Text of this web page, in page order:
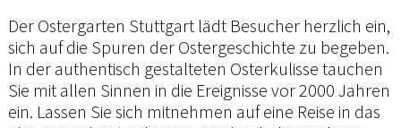
Der Ostergarten Stuttgart lädt Besucher herzlich ein,
sich auf die Spuren der Ostergeschichte zu begeben.
In der authentisch gestalteten Osterkulisse tauchen
Sie mit allen Sinnen in die Ereignisse vor 2000 Jahren
ein. Lassen Sie sich mitnehmen auf eine Reise in das